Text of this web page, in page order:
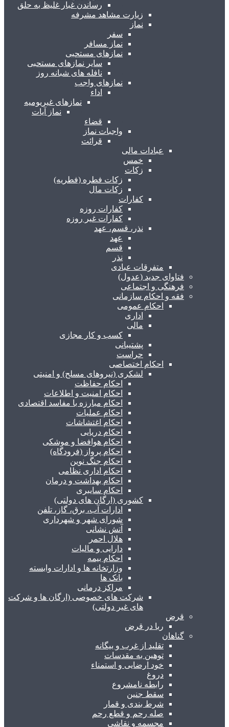
رساندن غبار غلیظ به حلق
زیارت مشاهد مشرفه
نماز
سفر
نماز مسافر
نمازهای مستحبی
سایر نمازهای مستحبی
نافله های شبانه روز
نمازهای واجب
اداء
نمازهای غیریومیه
نماز آیات
قضاء
واجبات نماز
قرائت
عبادات مالی
خمس
زکات
زکات فطره (فطریه)
زکات مال
کفارات
کفارات روزه
کفارات غیر روزه
نذر، قسم، عهد
عهد
قسم
نذر
متفرقات عبادی
فتاوای جدید (عدول)
فرهنگی و اجتماعی
فقه و احکام سازمانی
احکام عمومی
اداری
مالی
کسب و کار مجازی
پشتیبانی
حراست
احکام اختصاصی
لشکری (نیروهای مسلح) و امنیتی
احکام حفاظت
احکام امنیت و اطلاعات
احکام مبارزه با مفاسد اقتصادی
احکام عملیات
احکام اغتشاشات
احکام دریایی
احکام هوافضا و موشکی
احکام پرواز (فرودگاه)
احکام جنگ نوین
احکام اداری نظامی
احکام بهداشت و درمان
احکام سایبری
کشوری (ارگان های دولتی)
ادارات آب، برق، گاز، تلفن
شورای شهر و شهرداری
آتش نشانی
هلال احمر
دارایی و مالیات
احکام بیمه
وزارتخانه ها و ادارات وابسته
بانک ها
مراکز درمانی
شرکت های خصوصی (ارگان ها و شرکت
های غیر دولتی)
قرض
ربا در قرض
گناهان
تقلید از غرب و بیگانه
توهین به مقدسات
خود ارضایی و استمناء
دروغ
رابطه نامشروع
سقط جنین
شرط بندی و قمار
صله رحم و قطع رحم
مجسمه و نقاشی